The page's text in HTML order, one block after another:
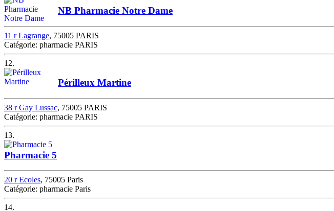
NB Pharmacie Notre Dame
11 r Lagrange, 75005 PARIS
Catégorie: pharmacie PARIS
12.
Périlleux Martine
38 r Gay Lussac, 75005 PARIS
Catégorie: pharmacie PARIS
13.
Pharmacie 5
20 r Ecoles, 75005 Paris
Catégorie: pharmacie Paris
14.